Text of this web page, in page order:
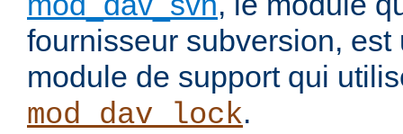
fournisseur subversion, est
module de support qui
mod_dav_lock.